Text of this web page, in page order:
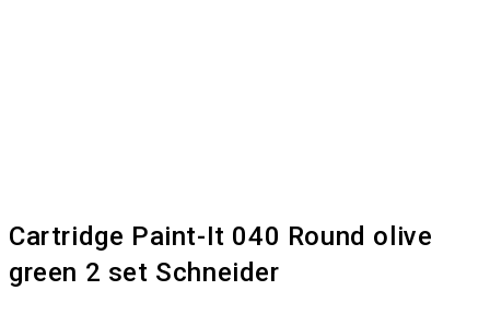
Cartridge Paint-It 040 Round olive
green 2 set Schneider